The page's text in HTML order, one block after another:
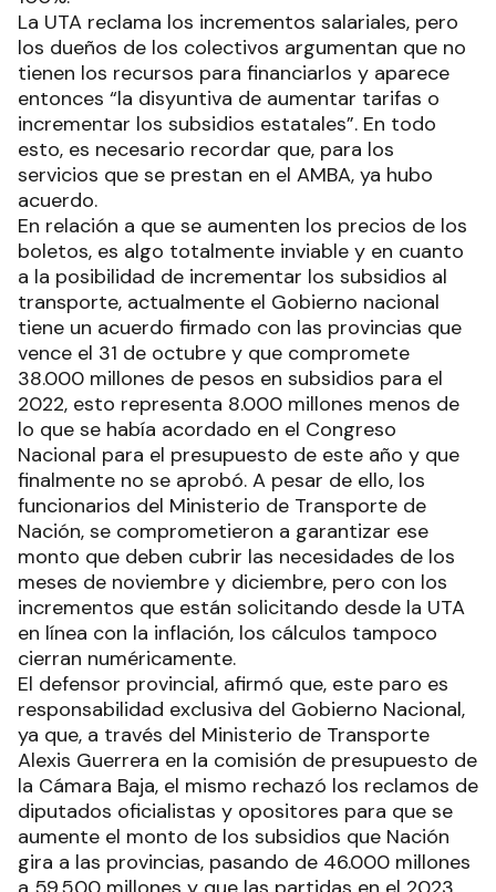
La UTA reclama los incrementos salariales, pero
los dueños de los colectivos argumentan que no
tienen los recursos para financiarlos y aparece
entonces “la disyuntiva de aumentar tarifas o
incrementar los subsidios estatales”. En todo
esto, es necesario recordar que, para los
servicios que se prestan en el AMBA, ya hubo
acuerdo.
En relación a que se aumenten los precios de los
boletos, es algo totalmente inviable y en cuanto
a la posibilidad de incrementar los subsidios al
transporte, actualmente el Gobierno nacional
tiene un acuerdo firmado con las provincias que
vence el 31 de octubre y que compromete
38.000 millones de pesos en subsidios para el
2022, esto representa 8.000 millones menos de
lo que se había acordado en el Congreso
Nacional para el presupuesto de este año y que
finalmente no se aprobó. A pesar de ello, los
funcionarios del Ministerio de Transporte de
Nación, se comprometieron a garantizar ese
monto que deben cubrir las necesidades de los
meses de noviembre y diciembre, pero con los
incrementos que están solicitando desde la UTA
en línea con la inflación, los cálculos tampoco
cierran numéricamente.
El defensor provincial, afirmó que, este paro es
responsabilidad exclusiva del Gobierno Nacional,
ya que, a través del Ministerio de Transporte
Alexis Guerrera en la comisión de presupuesto de
la Cámara Baja, el mismo rechazó los reclamos de
diputados oficialistas y opositores para que se
aumente el monto de los subsidios que Nación
gira a las provincias, pasando de 46.000 millones